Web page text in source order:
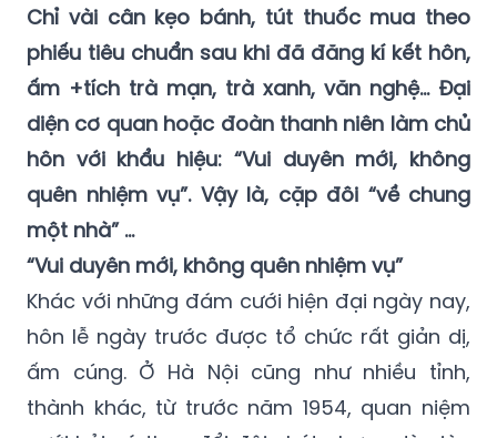
Chỉ vài cân kẹo bánh, tút thuốc mua theo
phiếu tiêu chuẩn sau khi đã đăng kí kết hôn,
ấm +tích trà mạn, trà xanh, văn nghệ... Đại
diện cơ quan hoặc đoàn thanh niên làm chủ
hôn với khẩu hiệu: “Vui duyên mới, không
quên nhiệm vụ”. Vậy là, cặp đôi “về chung
một nhà” ...
“Vui duyên mới, không quên nhiệm vụ”
Khác với những đám cưới hiện đại ngày nay,
hôn lễ ngày trước được tổ chức rất giản dị,
ấm cúng. Ở Hà Nội cũng như nhiều tỉnh,
thành khác, từ trước năm 1954, quan niệm